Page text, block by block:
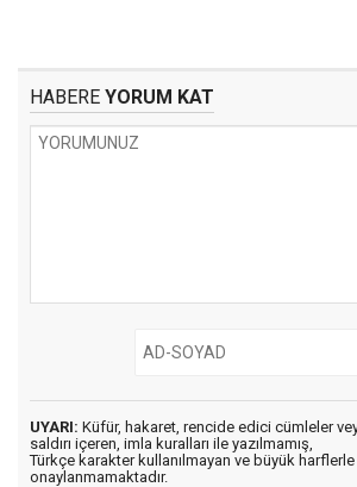
HABERE YORUM KAT
UYARI: Küfür, hakaret, rencide edici cümleler
saldırı içeren, imla kuralları ile yazılmamış,
Türkçe karakter kullanılmayan ve büyük harflerle
onaylanmamaktadır.